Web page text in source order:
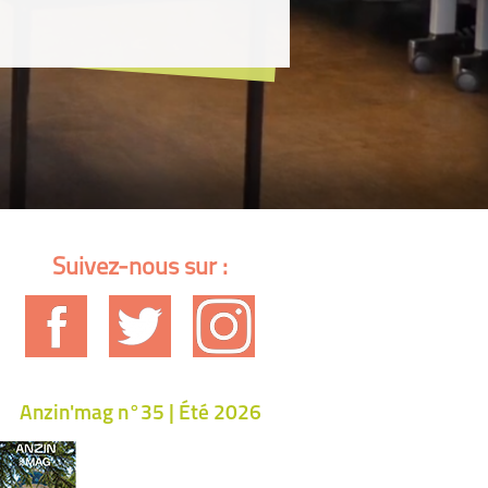
Suivez-nous sur :
Anzin'mag n°35 | Été 2026